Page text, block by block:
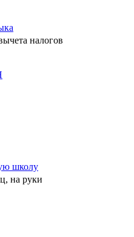
налогов
школу
на руки